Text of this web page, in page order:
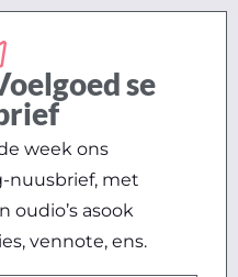
se
week ons
nuusbrief, met
oudio’s asook
vennote, ens.